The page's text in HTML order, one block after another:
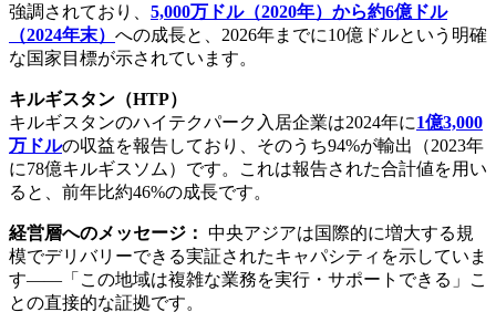
強調されており、 5,000万ドル（2020年）から約6億ドル
（2024年末） への成長と、2026年までに10億ドルという明確
な国家目標が示されています。
キルギスタン（HTP）
キルギスタンのハイテクパーク入居企業は2024年に1億3,000
万ドルの収益を報告しており、そのうち94%が輸出（2023年
に78億キルギスソム）です。これは報告された合計値を用い
ると、前年比約46%の成長です。
経営層へのメッセージ： 中央アジアは国際的に増大する規
模でデリバリーできる実証されたキャパシティを示していま
す——「この地域は複雑な業務を実行・サポートできる」こ
との直接的な証拠です。